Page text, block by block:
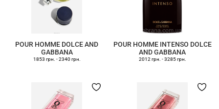
POUR HOMME DOLCE AND
GABBANA
1853 грн. -2340 грн.
POUR HOMME INTENSO DOLCE
AND GABBANA
2012 грн. -3285 грн.